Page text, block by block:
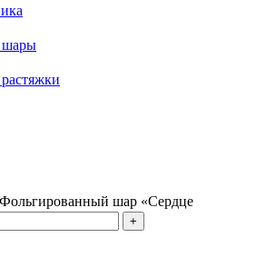
шары
Фольгированный шар «Сердце